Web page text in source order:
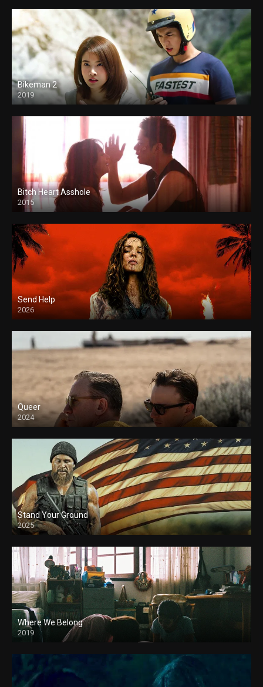
Bikeman 2
2019
Bitch Heart Asshole
2015
Send Help
2026
Queer
2024
Stand Your Ground
2025
Where We Belong
2019